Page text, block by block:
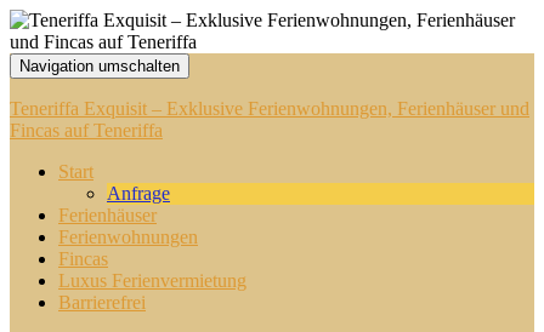
Navigation umschalten
Teneriffa Exquisit – Exklusive Ferienwohnungen, Ferienhäuser und
Fincas auf Teneriffa
Start
Anfrage
Ferienhäuser
Ferienwohnungen
Fincas
Luxus Ferienvermietung
Barrierefrei